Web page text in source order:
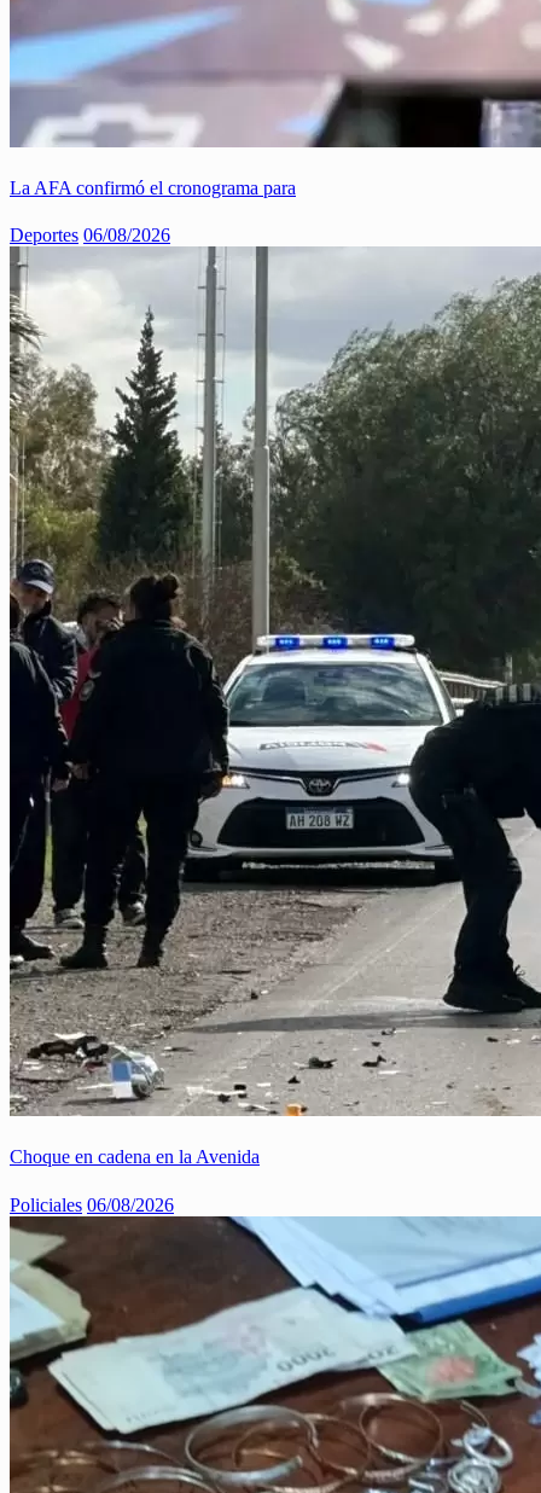
La AFA confirmó el cronograma para
Deportes 06/08/2026
Choque en cadena en la Avenida
Policiales 06/08/2026